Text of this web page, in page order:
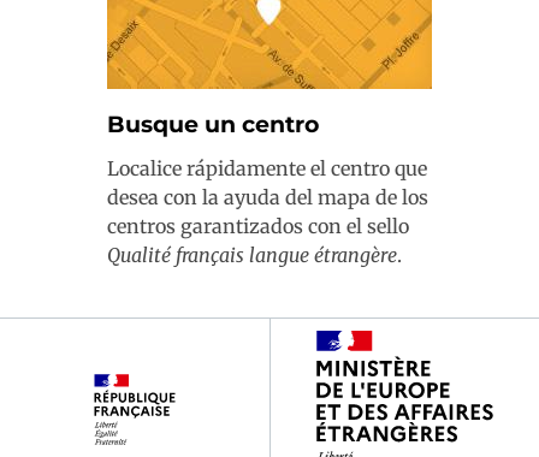
Busque un centro
Localice rápidamente el centro que
desea con la ayuda del mapa de los
centros garantizados con el sello
Qualité français langue étrangère.